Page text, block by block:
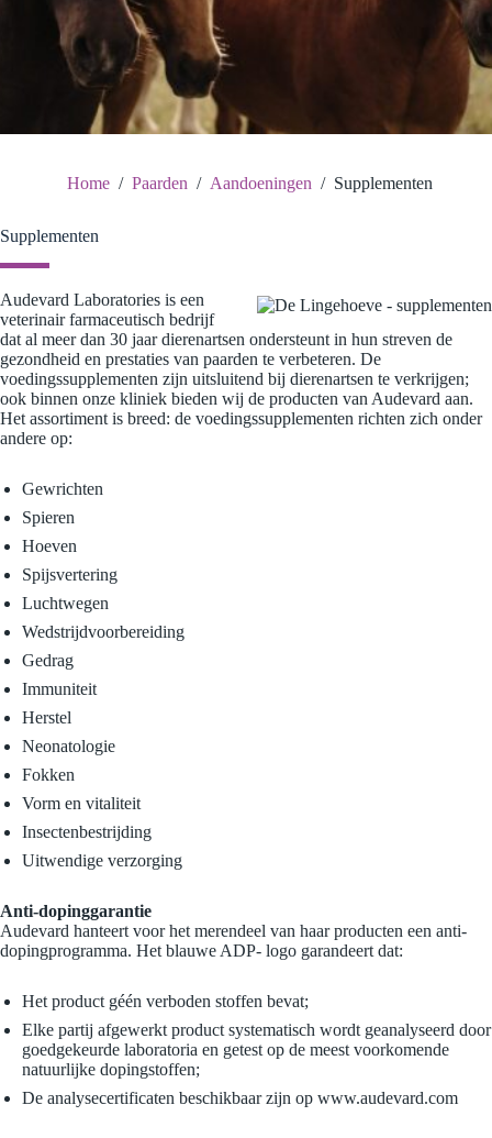
Home / Paarden / Aandoeningen / Supplementen
Supplementen
Audevard Laboratories is een
veterinair farmaceutisch bedrijf
dat al meer dan 30 jaar dierenartsen ondersteunt in hun streven de
gezondheid en prestaties van paarden te verbeteren. De
voedingssupplementen zijn uitsluitend bij dierenartsen te verkrijgen;
ook binnen onze kliniek bieden wij de producten van Audevard aan.
Het assortiment is breed: de voedingssupplementen richten zich onder
andere op:
Gewrichten
Spieren
Hoeven
Spijsvertering
Luchtwegen
Wedstrijdvoorbereiding
Gedrag
Immuniteit
Herstel
Neonatologie
Fokken
Vorm en vitaliteit
Insectenbestrijding
Uitwendige verzorging
Anti-dopinggarantie
Audevard hanteert voor het merendeel van haar producten een anti-
dopingprogramma. Het blauwe ADP- logo garandeert dat:
Het product géén verboden stoffen bevat;
Elke partij afgewerkt product systematisch wordt geanalyseerd door
goedgekeurde laboratoria en getest op de meest voorkomende
natuurlijke dopingstoffen;
De analysecertificaten beschikbaar zijn op www.audevard.com